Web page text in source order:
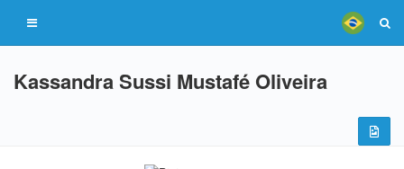
Kassandra Sussi Mustafé Oliveira